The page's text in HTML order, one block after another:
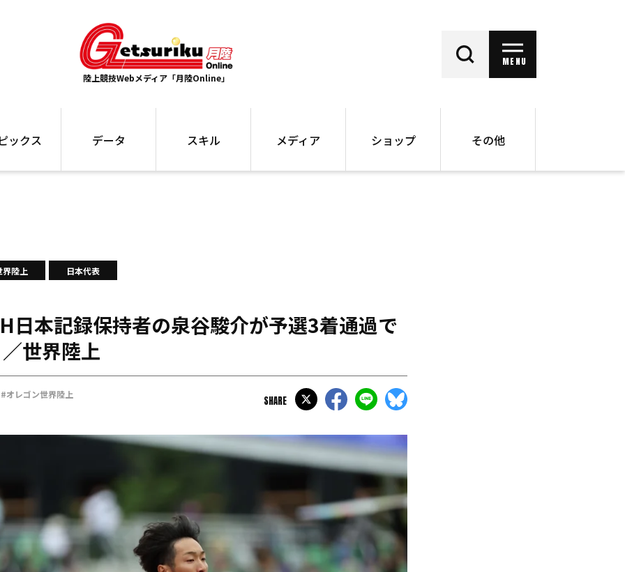
陸上競技Webメディア「月陸Online」
MENU
ックス
ト
データ
駅伝データ
選手名鑑
日本学連加盟大学
スキル メディア ショップ その他
界陸上 日本代表
日本記録保持者の泉谷駿介が予選3着通過で
世界陸上
#オレゴン世界陸上 SHARE